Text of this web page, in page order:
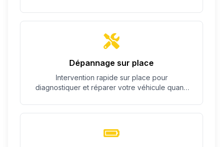
Dépannage sur place
Intervention rapide sur place pour
diagnostiquer et réparer votre véhicule quand